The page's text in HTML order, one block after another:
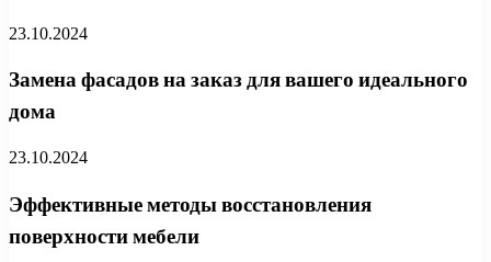
23.10.2024
Замена фасадов на заказ для вашего идеального
дома
23.10.2024
Эффективные методы восстановления
поверхности мебели